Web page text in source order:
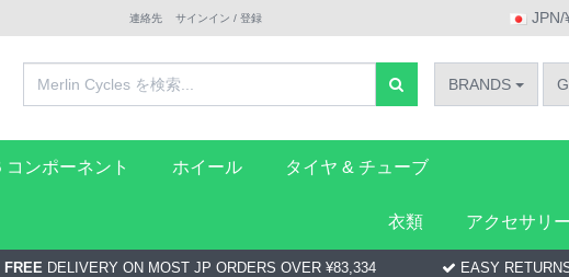
連絡先 サインイン / 登録 JPN/
BRANDS
コンポーネント ホイール タイヤ & チューブ
衣類 アクセサリー
FREE DELIVERY ON MOST JP ORDERS OVER ¥83,334 EASY